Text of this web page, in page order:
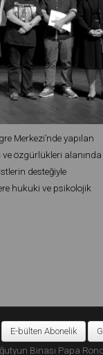
Merkezi’nde yapılan
özgürlükleri alanında
desteğiyle
hukuki ve psikolojik
E-bülten Abonelik
Binası Papa